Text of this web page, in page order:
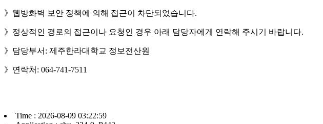
》웹방화벽 보안 정책에 의해 접근이 차단되었습니다.
》정상적인 경로의 접근이나 요청인 경우 아래 담당자에게 연락해 주시기 바랍니다.
》담당부서: 제주한라대학교 정보전산원
》연락처: 064-741-7511
Time : 2026-08-09 03:22:59